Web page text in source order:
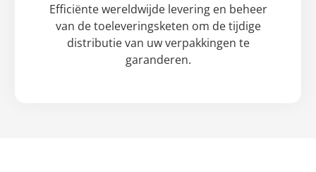
Efficiënte wereldwijde levering en beheer
van de toeleveringsketen om de tijdige
distributie van uw verpakkingen te
garanderen.